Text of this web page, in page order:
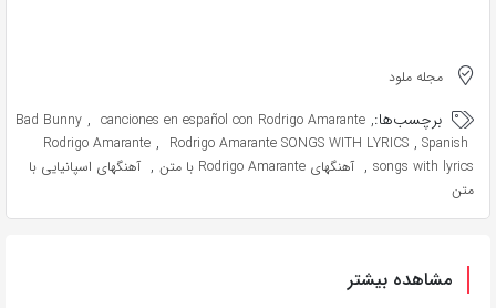
مجله ملود
برچسب‌ها: Bad Bunny , canciones en español con Rodrigo Amarante ,
Rodrigo Amarante , Rodrigo Amarante SONGS WITH LYRICS , Spanish
songs with lyrics
, آهنگهای Rodrigo Amarante با متن , آهنگهای اسپانیایی با
متن
مشاهده بیشتر